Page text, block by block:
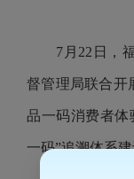
7月22日，福
督管理局联合开
品一码消费者体
一码”追溯体系